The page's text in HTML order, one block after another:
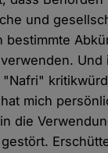
und
bestimmte
Und
mich
die